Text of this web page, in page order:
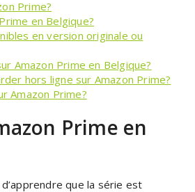
Prime?
en Belgique?
en version originale ou
Amazon Prime en Belgique?
hors ligne sur Amazon Prime?
Amazon Prime?
Prime en
que la série est